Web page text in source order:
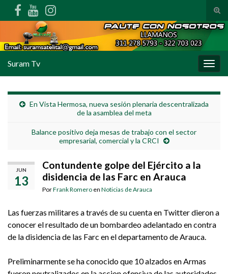
Suram Tv
En Vista Hermosa, nueva sesión plenaria descentralizada
de la asamblea del meta
Balance positivo deja mesas de trabajo con el sector
empresarial, comercial y la CRCI
JUN
13
Contundente golpe del Ejército a la
disidencia de las Farc en Arauca
PorFrank Romero en Noticias de Arauca
Las fuerzas militares a través de su cuenta en Twitter dieron a
conocer el resultado de un bombardeo adelantado en contra
de la disidencia de las Farc en el departamento de Arauca.
Preliminarmente se ha conocido que 10 alzados en Armas